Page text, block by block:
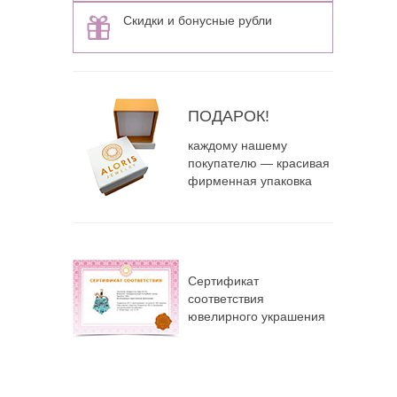
Скидки и бонусные рубли
ПОДАРОК!
каждому нашему
покупателю — красивая
фирменная упаковка
Сертификат
соответствия
ювелирного украшения